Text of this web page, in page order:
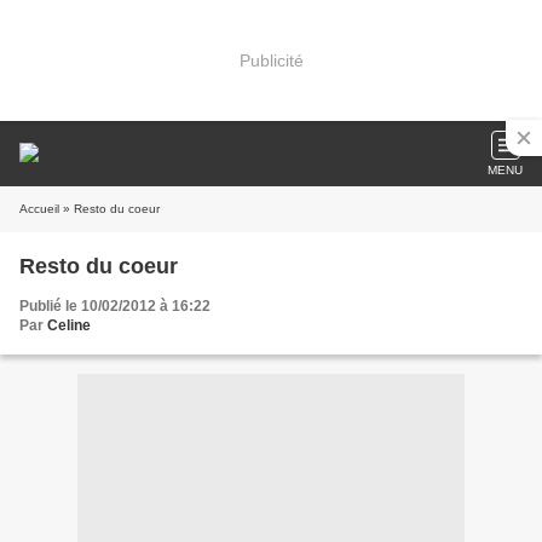
Publicité
MENU
Accueil » Resto du coeur
Resto du coeur
Publié le 10/02/2012 à 16:22
Par Celine